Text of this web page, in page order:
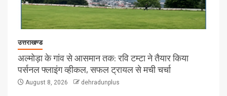
उत्तराखण्ड
अल्मोड़ा के गांव से आसमान तक: रवि टम्टा ने तैयार किया
पर्सनल फ्लाइंग व्हीकल, सफल ट्रायल से मची चर्चा
August 8, 2026 dehradunplus